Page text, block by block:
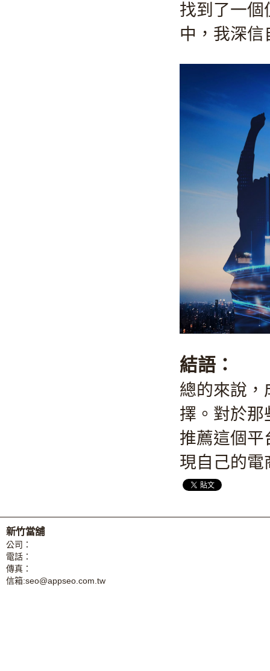
找到了一個
中，我深
結語：
總的來說，
擇。對於那
推薦這個平
現自己的電
新竹當舖
公司：
電話：
傳真：
信箱:seo@appseo.com.tw